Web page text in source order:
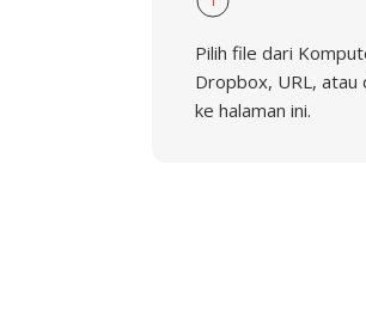
Pilih file dari
Dropbox, URL,
ke halaman ini.